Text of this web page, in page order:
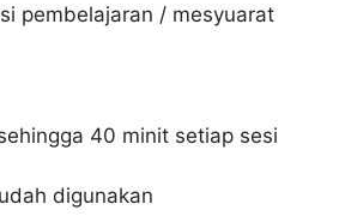
pembelajaran / mesyuarat
40 minit setiap sesi
digunakan